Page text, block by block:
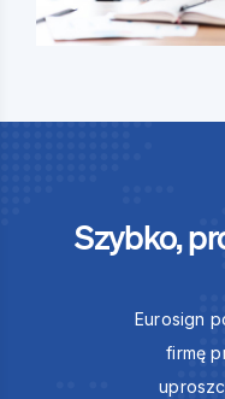
Szybko,
Eurosign
firmę